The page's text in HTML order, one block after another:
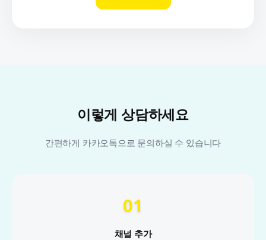
이렇게 상담하세요
간편하게 카카오톡으로 문의하실 수 있습니다
01
채널 추가